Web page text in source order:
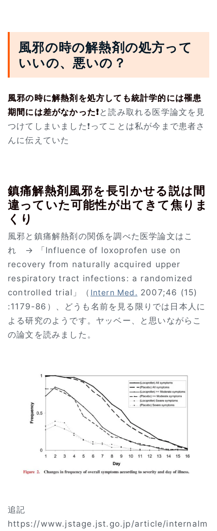
風邪の時の解熱剤の処方って
いいの、悪いの？
風邪の時に解熱剤を処方しても統計学的には罹患
期間には差がなかった❗ と読み取れる医学論文を見
つけてしまいました❗ってことは私が今まで患者さ
んに伝えていた
鎮痛解熱剤風邪を長引かせる説は間
違っていた可能性が出てきて焦りま
くり
風邪と鎮痛解熱剤の関係を調べた医学論文はこ
れ → 「Influence of loxoprofen use on
recovery from naturally acquired upper
respiratory tract infections: a randomized
controlled trial」（ Intern Med. 2007;46 (15)
:1179-86）、どうも名前を見る限りでは日本人に
よる研究のようです。ヤッベー、と思いながらこ
の論文を読みました。
追記
https://www.jstage.jst.go.jp/article/internalm